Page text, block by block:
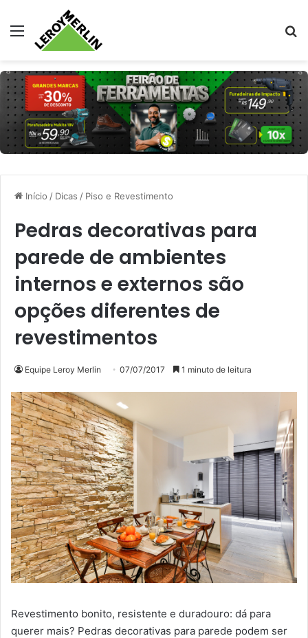
Menu
Início / Dicas / Piso e Revestimento
Pedras decorativas para
parede de ambientes
internos e externos são
opções diferentes de
revestimentos
Equipe Leroy Merlin 07/07/2017 1 minuto de leitura
Revestimento bonito, resistente e duradouro: dá para
querer mais? Pedras decorativas para parede podem ser